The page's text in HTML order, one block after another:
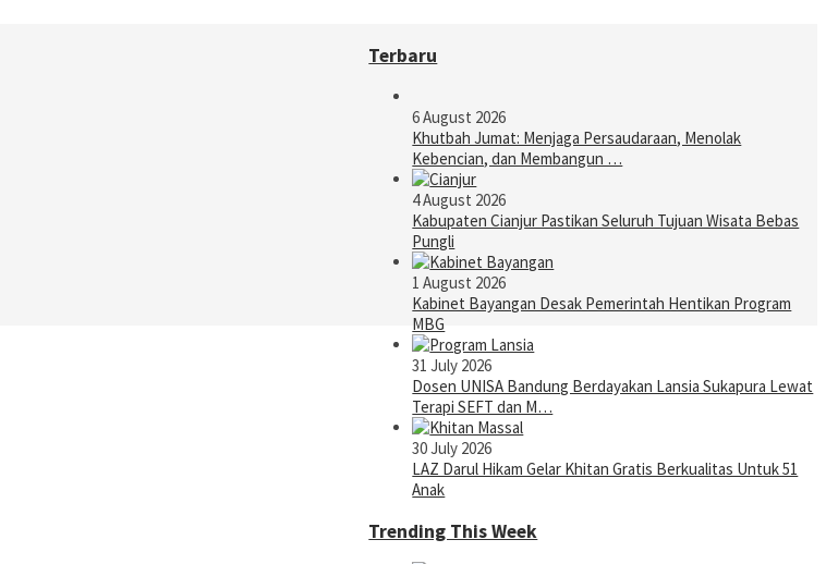
Terbaru
6 August 2026
Khutbah Jumat: Menjaga Persaudaraan, Menolak
Kebencian, dan Membangun …
4 August 2026
Kabupaten Cianjur Pastikan Seluruh Tujuan Wisata Bebas
Pungli
1 August 2026
Kabinet Bayangan Desak Pemerintah Hentikan Program
MBG
31 July 2026
Dosen UNISA Bandung Berdayakan Lansia Sukapura Lewat
Terapi SEFT dan M…
30 July 2026
LAZ Darul Hikam Gelar Khitan Gratis Berkualitas Untuk 51
Anak
Trending This Week